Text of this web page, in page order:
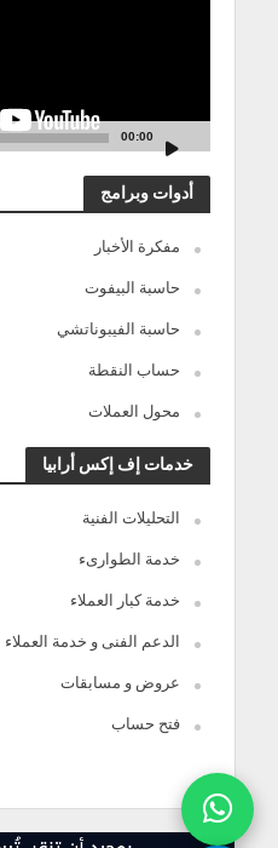
00:00
أدوات وبرامج
مفكرة الأخبار
حاسبة البيفوت
حاسبة الفيبوناتشي
حساب النقطة
محول العملات
خدمات إف إكس أرابيا
التحليلات الفنية
خدمة الطوارىء
خدمة كبار العملاء
الدعم الفنى و خدمة العملاء
عروض و مسابقات
فتح حساب